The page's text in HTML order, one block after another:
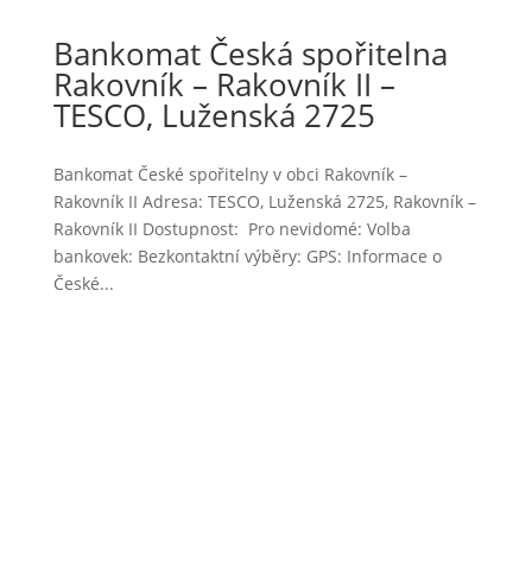
Bankomat Česká spořitelna
Rakovník – Rakovník II –
TESCO, Luženská 2725
Bankomat České spořitelny v obci Rakovník –
Rakovník II Adresa: TESCO, Luženská 2725, Rakovník –
Rakovník II Dostupnost: Pro nevidomé: Volba
bankovek: Bezkontaktní výběry: GPS: Informace o
České...